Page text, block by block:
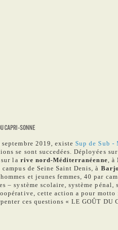
CAPRI-SONNE
septembre 2019, existeSup de Sub -
se sont succedées. Déployées
la rive nord-Méditerranéenne, à
de Seine Saint Denis, à
et jeunes femmes, 40 par
– système scolaire, système
cette action a pour motto
ces questions « LE GOÛT DU